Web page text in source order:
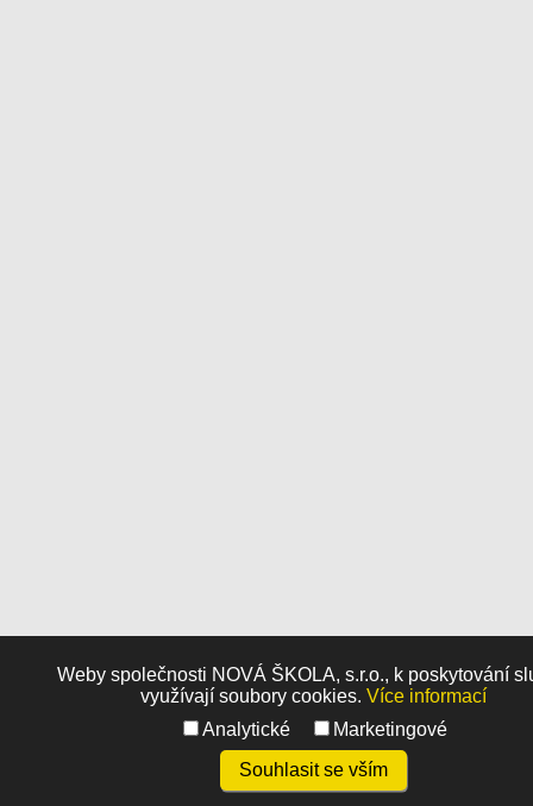
Weby společnosti NOVÁ ŠKOLA, s.r.o., k poskytování
využívají soubory cookies. Více informací
Analytické
Marketingové
Souhlasit se vším